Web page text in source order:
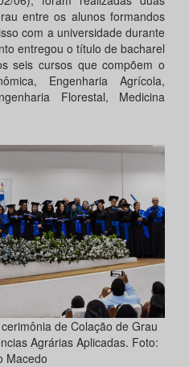
entre os alunos formandos
com a universidade durante
entregou o título de bacharel
seis cursos que compõem o
Engenharia Agrícola,
Florestal, Medicina
de Colação de Grau
Agrárias Aplicadas. Foto:
Macedo